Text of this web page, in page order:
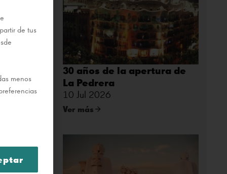
30 años de la apertura de
La Pedrera
10 Jul 2026
Ver más
de tus
menos